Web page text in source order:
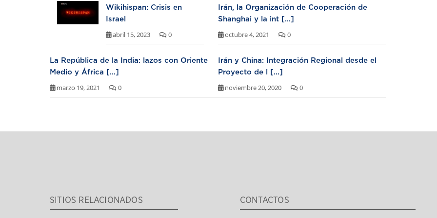
Wikihispan: Crisis en
Israel
abril 15, 2023 0
Irán, la Organización de Cooperación de
Shanghai y la int [...]
octubre 4, 2021 0
La República de la India: lazos con Oriente
Medio y África [...]
marzo 19, 2021 0
Irán y China: Integración Regional desde el
Proyecto de l [...]
noviembre 20, 2020 0
SITIOS RELACIONADOS CONTACTOS